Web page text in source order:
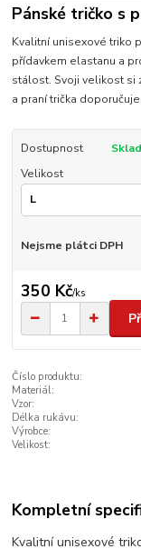
Pánské tričko s
Kvalitní unisexové triko
přídavkem elastanu a
stálost. Svoji velikost si
a praní trička
Dostupnost
Velikost
Nejsme plátci DPH
350 Kč/ks
Číslo produktu:
Materiál:
Vzor:
Délka rukávu:
Výrobce:
Velikost:
Kompletní
Kvalitní unisexové